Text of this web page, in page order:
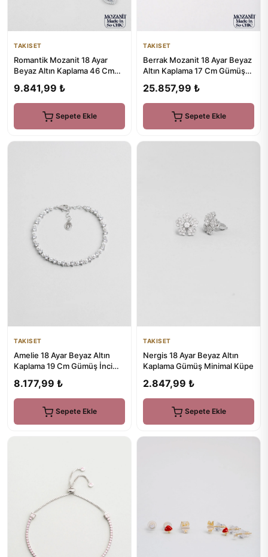
TAKISET
Romantik Mozanit 18 Ayar
Beyaz Altın Kaplama 46 Cm
9.841,99 ₺
Sepete Ekle
TAKISET
Berrak Mozanit 18 Ayar Beyaz
Altın Kaplama 17 Cm Gümüş
25.857,99 ₺
Sepete Ekle
TAKISET
Amelie 18 Ayar Beyaz Altın
Kaplama 19 Cm Gümüş İnci
8.177,99 ₺
Sepete Ekle
TAKISET
Nergis 18 Ayar Beyaz Altın
Kaplama Gümüş Minimal Küpe
2.847,99 ₺
Sepete Ekle